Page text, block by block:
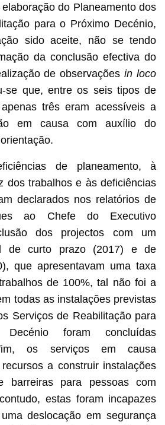
do Planeamento dos
para o Próximo Decénio,
sido aceite, não se tendo
da conclusão efectiva do
de observaçõesin loco
se que, entre os seis tipos de
três eram acessíveis a
em causa com auxílio do
de planeamento, à
dos trabalhos e às deficiências
declarados nos relatórios de
ao Chefe do Executivo
dos projectos com um
de curto prazo (2017) e de
que apresentavam uma taxa
de 100%, tal não foi a
todas as instalações previstas
Serviços de Reabilitação para
foram concluídas
os serviços em causa
a construir instalações
barreiras para pessoas com
estas foram incapazes
deslocação em segurança